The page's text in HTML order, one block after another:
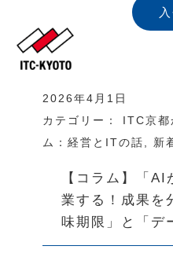
2026年4月1日
カテゴリー：
ITC京
ム：経営とITの話 , 新
【コラム】「
業する！成果を
味期限」と「デ